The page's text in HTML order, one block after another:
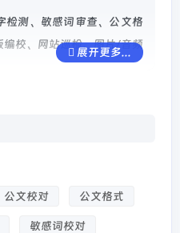
检测、敏感词审查、公文格
校、网站巡检、图片/音频
工审查成本。
业用户可选择本地部署或使
对流程。
展开更多...
公文校对 公文格式
敏感词校对